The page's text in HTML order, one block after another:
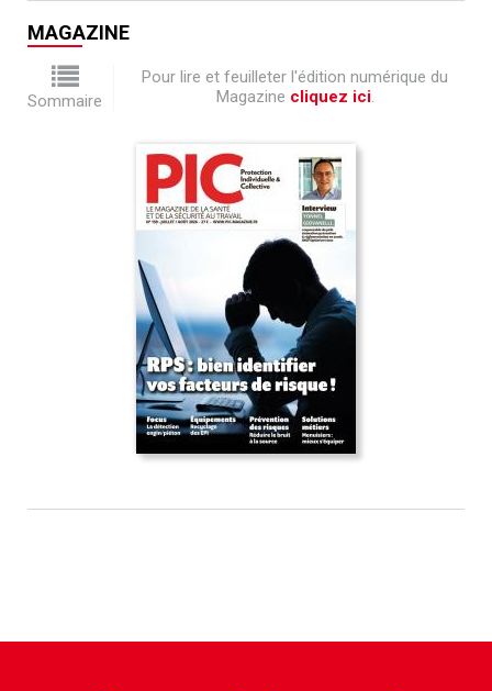
MAGAZINE
Sommaire
Pour lire et feuilleter l'édition numérique du
Magazine cliquez ici.